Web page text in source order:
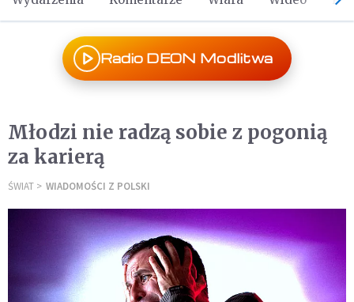
Radio DEON Modlitwa
Młodzi nie radzą sobie z pogonią
za karierą
ŚWIAT WIADOMOŚCI Z POLSKI